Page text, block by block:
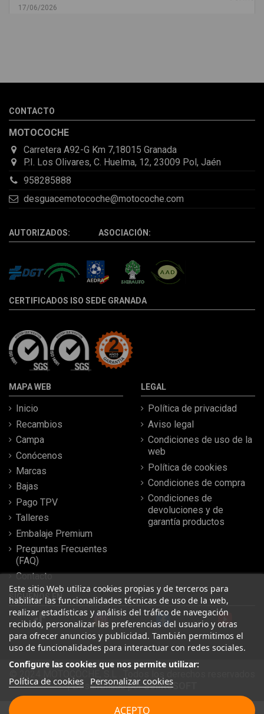
17/06/2026
la pieza llegó correcta y bien embalada, además de llegarme 2
Leer más reseñas
CONTACTO
MOTOCOCHE
Carretera A92-G Km 7,18015 Granada
P.I. Los Olivares, C. Huelma, 12, 23009 Pol, Jaén
958285888
desguacemotocoche@motocoche.com
AUTORIZADOS: ASOCIACIÓN:
CERTIFICADOS ISO SEDE GRANADA
MAPA WEB
Inicio
Recambios
Campa
Conócenos
Marcas
Bajas
Pago TPV
Talleres
Embalaje Premium
Preguntas Frecuentes
(FAQ)
Contacto
LEGAL
Política de privacidad
Aviso legal
Condiciones de uso de la
web
Política de cookies
Condiciones de compra
Condiciones de
devoluciones y de
garantía productos
Este sitio Web utiliza cookies propias y de terceros para
habilitar las funcionalidades técnicas de uso de la web,
realizar estadísticas y análisis del tráfico de navegación
recibido, personalizar las preferencias del usuario y otras
para ofrecer anuncios y publicidad. También permitimos el
uso de funcionalidades para interactuar con redes sociales.
Configure las cookies que nos permite utilizar:
Política de cookies Personalizar cookies
ACEPTO
SÍGUENOS EN
| Desarrollado porSeintoSOFT